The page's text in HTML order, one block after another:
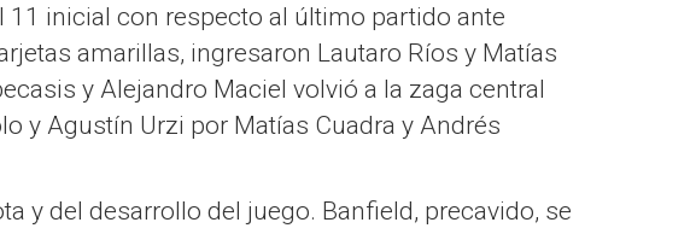
11 inicial con respecto al último partido ante
amarillas, ingresaron Lautaro Ríos y Matías
y Alejandro Maciel volvió a la zaga central
y Agustín Urzi por Matías Cuadra y Andrés
y del desarrollo del juego. Banfield, precavido, se